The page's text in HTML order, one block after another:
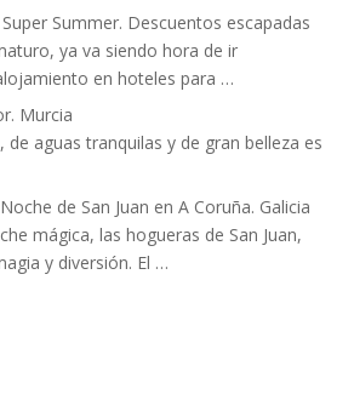
Summer. Descuentos escapadas
ya va siendo hora de ir
en hoteles para …
Murcia
de aguas tranquilas y de gran belleza es
de San Juan en A Coruña. Galicia
mágica, las hogueras de San Juan,
y diversión. El …